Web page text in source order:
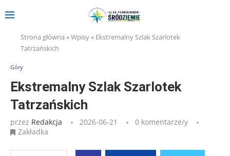
Strona główna »Wpisy» Ekstremalny Szlak Szarlotek
Tatrzańskich
Góry
Ekstremalny Szlak Szarlotek
Tatrzańskich
przez Redakcja 2026-06-21
0 komentarze/y
Zakładka